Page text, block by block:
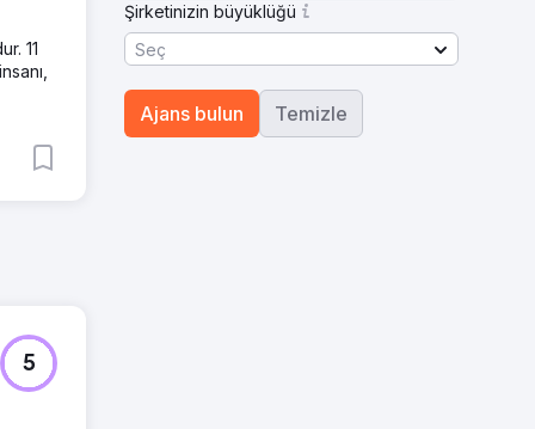
11
5
Şirketinizin büyüklüğü
Seç
Ajans bulun Temizle